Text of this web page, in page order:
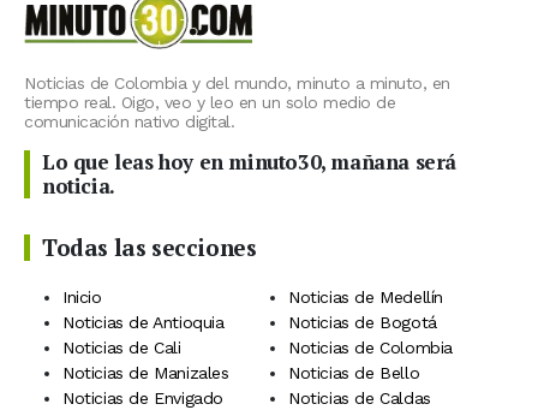
Noticias de Colombia y del mundo, minuto a minuto, en
tiempo real. Oigo, veo y leo en un solo medio de
comunicación nativo digital.
Lo que leas hoy en minuto30, mañana será
noticia.
Todas las secciones
Inicio
Noticias de Medellín
Noticias de Antioquia
Noticias de Bogotá
Noticias de Cali
Noticias de Colombia
Noticias de Manizales
Noticias de Bello
Noticias de Envigado
Noticias de Caldas